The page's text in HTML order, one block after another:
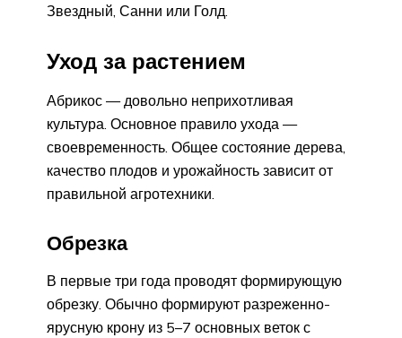
Звездный, Санни или Голд.
Уход за растением
Абрикос — довольно неприхотливая
культура. Основное правило ухода —
своевременность. Общее состояние дерева,
качество плодов и урожайность зависит от
правильной агротехники.
Обрезка
В первые три года проводят формирующую
обрезку. Обычно формируют разреженно-
ярусную крону из 5–7 основных веток с